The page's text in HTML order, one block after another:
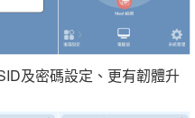
及密碼設定、更有韌體升